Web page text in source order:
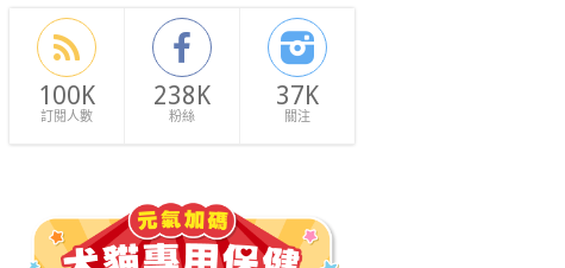
100K
訂閱人數
238K
粉絲
37K
關注